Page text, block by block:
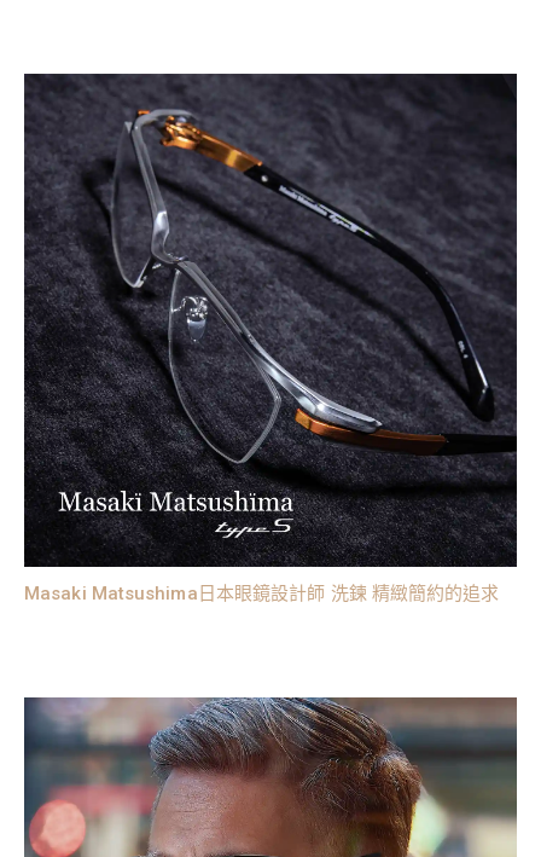
Masaki Matsushima日本眼鏡設計師 洗鍊 精緻簡約的追求